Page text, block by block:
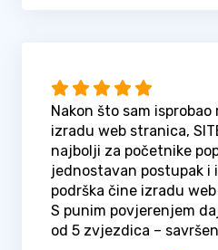
Nakon što sam
izradu web stranica,
najbolji za početnike
jednostavan postupak i
podrška čine izradu
S punim povjerenjem
od 5 zvjezdica –